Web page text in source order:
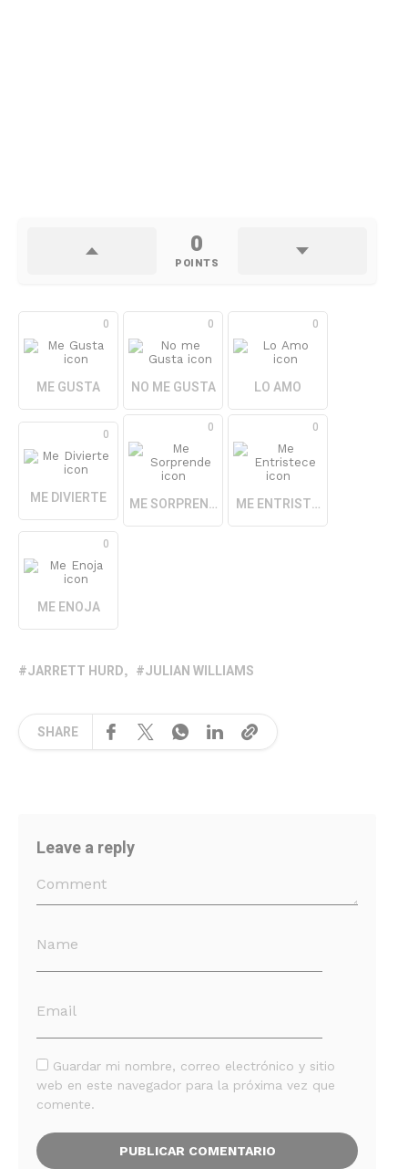
0
POINTS
0
ME GUSTA
0
NO ME GUSTA
0
LO AMO
0
ME DIVIERTE
0
ME SORPRENDE
0
ME ENTRISTECE
0
ME ENOJA
JARRETT HURD JULIAN WILLIAMS
SHARE
Leave a reply
Guardar mi nombre, correo electrónico y sitio
web en este navegador para la próxima vez que
comente.